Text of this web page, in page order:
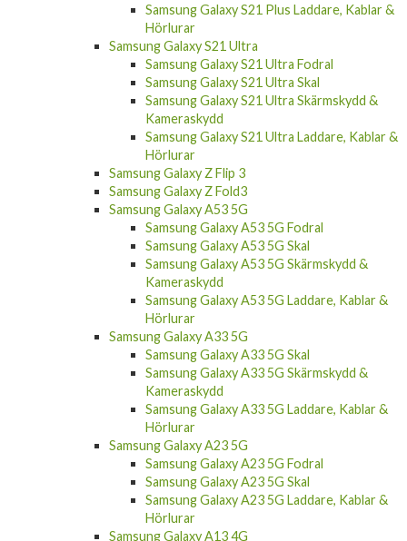
Hörlurar
Samsung Galaxy S21 Ultra
Samsung Galaxy S21 Ultra Fodral
Samsung Galaxy S21 Ultra Skal
Samsung Galaxy S21 Ultra Skärmskydd &
Kameraskydd
Samsung Galaxy S21 Ultra Laddare, Kablar &
Hörlurar
Samsung Galaxy Z Flip 3
Samsung Galaxy Z Fold3
Samsung Galaxy A53 5G
Samsung Galaxy A53 5G Fodral
Samsung Galaxy A53 5G Skal
Samsung Galaxy A53 5G Skärmskydd &
Kameraskydd
Samsung Galaxy A53 5G Laddare, Kablar &
Hörlurar
Samsung Galaxy A33 5G
Samsung Galaxy A33 5G Skal
Samsung Galaxy A33 5G Skärmskydd &
Kameraskydd
Samsung Galaxy A33 5G Laddare, Kablar &
Hörlurar
Samsung Galaxy A23 5G
Samsung Galaxy A23 5G Fodral
Samsung Galaxy A23 5G Skal
Samsung Galaxy A23 5G Laddare, Kablar &
Hörlurar
Samsung Galaxy A13 4G
Samsung Galaxy A13 4G Fodral